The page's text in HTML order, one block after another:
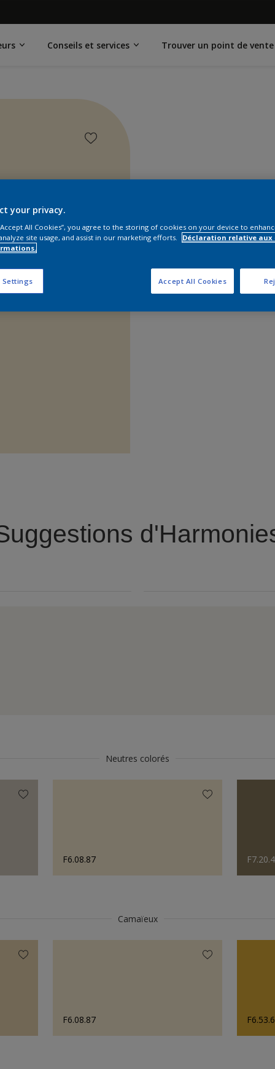
Conseils et services Trouver un point de vente
Trouver
Neutres colorés
F6.08.87
Camaïeux
F6.08.87
your privacy.
All Cookies”, you agree to the storing of cookies on your device to
site usage, and assist in our marketing efforts.
Déclaration relative aux
Settings Accept All Cookies